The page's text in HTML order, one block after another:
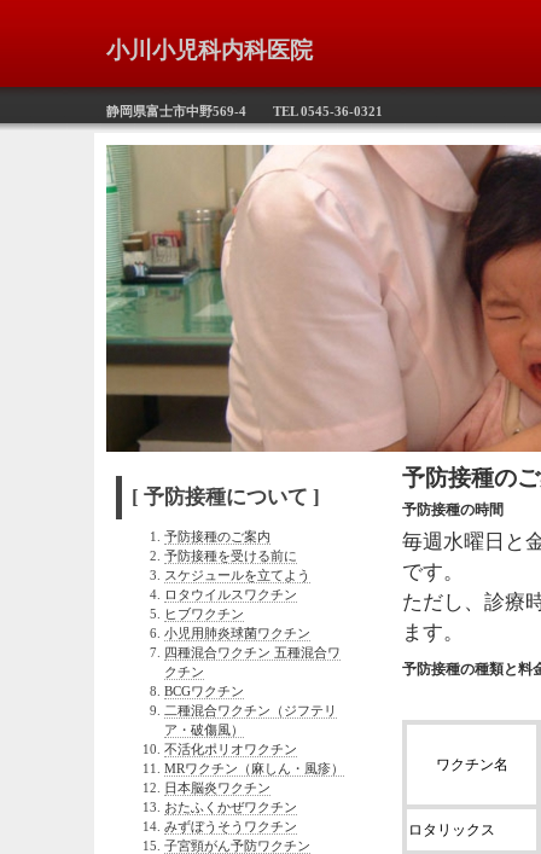
小川小児科内科医院
静岡県富士市中野569-4 TEL 0545-36-0321
予防接種の
予防接種の時間
毎週水曜日と
です。
ただし、診療
ます。
予防接種の種類と料
ワクチン名
ロタリックス
[ 予防接種について ]
予防接種のご案内
予防接種を受ける前に
スケジュールを立てよう
ロタウイルスワクチン
ヒブワクチン
小児用肺炎球菌ワクチン
四種混合ワクチン 五種混合ワ
クチン
BCGワクチン
二種混合ワクチン（ジフテリ
ア・破傷風）
不活化ポリオワクチン
MRワクチン（麻しん・風疹）
日本脳炎ワクチン
おたふくかぜワクチン
みずぼうそうワクチン
子宮頸がん予防ワクチン